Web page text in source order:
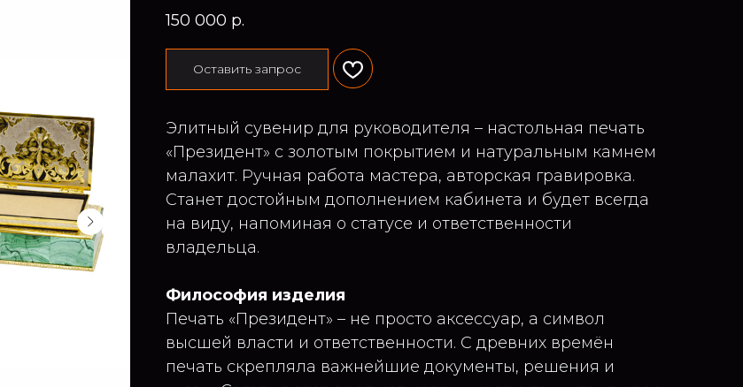
150 000 р.
Оставить запрос
Элитный сувенир для руководителя – настольная печать
«Президент» с золотым покрытием и натуральным камнем
малахит. Ручная работа мастера, авторская гравировка.
Станет достойным дополнением кабинета и будет всегда
на виду, напоминая о статусе и ответственности
владельца.
Философия изделия
Печать «Президент» – не просто аксессуар, а символ
высшей власти и ответственности. С древних времён
печать скрепляла важнейшие документы, решения и